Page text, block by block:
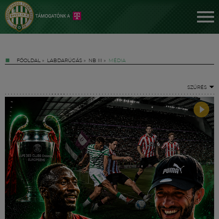
FŐOLDAL » LABDARÚGÁS » NB III » MÉDIA
SZŰRÉS
Jegyek
FM YouTube +
Hírek